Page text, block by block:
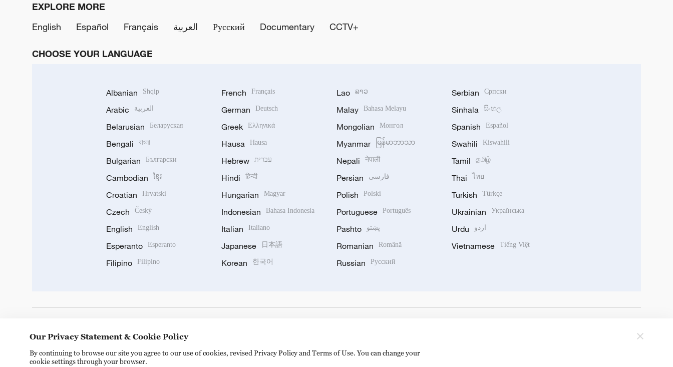
EXPLORE MORE
English
Español Français العربية Русский Documentary CCTV+
CHOOSE YOUR LANGUAGE
Albanian Shqip
Arabic العربية
Belarusian Беларуская
Bengali বাংলা
Bulgarian Български
Cambodian ខ្មែរ
Croatian Hrvatski
Czech Český
English English
Esperanto Esperanto
Filipino Filipino
French Français
German Deutsch
Greek Ελληνικά
Hausa Hausa
Hebrew עברית
Hindi हिन्दी
Hungarian Magyar
Indonesian Bahasa Indonesia
Italian Italiano
Japanese 日本語
Korean 한국어
Lao ລາວ
Malay Bahasa Melayu
Mongolian Монгол
Myanmar မြန်မာဘာသာ
Nepali नेपाली
Persian فارسی
Polish Polski
Portuguese Português
Pashto پښتو
Romanian Română
Russian Русский
Serbian Српски
Sinhala සිංහල
Spanish Español
Swahili Kiswahili
Tamil தமிழ்
Thai ไทย
Turkish Türkçe
Ukrainian Українська
Urdu اردو
Vietnamese Tiếng Việt
Our Privacy Statement & Cookie Policy
By continuing to browse our site you agree to our use of cookies, revised Privacy Policy and Terms of Use. You can change your
cookie settings through your browser.